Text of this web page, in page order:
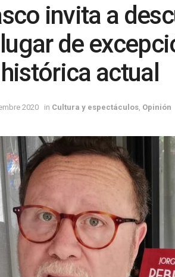
invita a
de
actual
2020 in Cultura y espectáculos Opinión